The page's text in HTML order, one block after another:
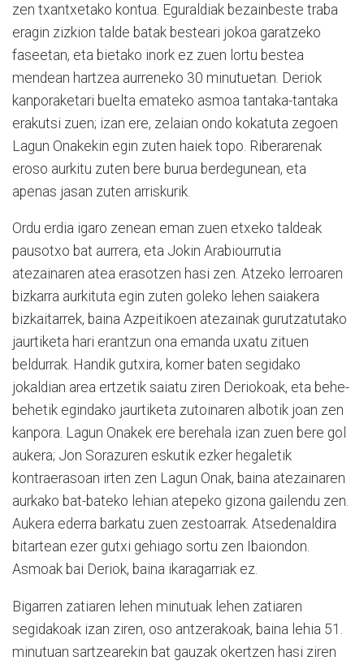
zen txantxetako kontua. Eguraldiak bezainbeste traba
eragin zizkion talde batak besteari jokoa garatzeko
faseetan, eta bietako inork ez zuen lortu bestea
mendean hartzea aurreneko 30 minutuetan. Deriok
kanporaketari buelta emateko asmoa tantaka-tantaka
erakutsi zuen; izan ere, zelaian ondo kokatuta zegoen
Lagun Onakekin egin zuten haiek topo. Riberarenak
eroso aurkitu zuten bere burua berdegunean, eta
apenas jasan zuten arriskurik.
Ordu erdia igaro zenean eman zuen etxeko taldeak
pausotxo bat aurrera, eta Jokin Arabiourrutia
atezainaren atea erasotzen hasi zen. Atzeko lerroaren
bizkarra aurkituta egin zuten goleko lehen saiakera
bizkaitarrek, baina Azpeitikoen atezainak gurutzatutako
jaurtiketa hari erantzun ona emanda uxatu zituen
beldurrak. Handik gutxira, korner baten segidako
jokaldian area ertzetik saiatu ziren Deriokoak, eta behe-
behetik egindako jaurtiketa zutoinaren albotik joan zen
kanpora. Lagun Onakek ere berehala izan zuen bere gol
aukera; Jon Sorazuren eskutik ezker hegaletik
kontraerasoan irten zen Lagun Onak, baina atezainaren
aurkako bat-bateko lehian atepeko gizona gailendu zen.
Aukera ederra barkatu zuen zestoarrak. Atsedenaldira
bitartean ezer gutxi gehiago sortu zen Ibaiondon.
Asmoak bai Deriok, baina ikaragarriak ez.
Bigarren zatiaren lehen minutuak lehen zatiaren
segidakoak izan ziren, oso antzerakoak, baina lehia 51.
minutuan sartzearekin bat gauzak okertzen hasi ziren